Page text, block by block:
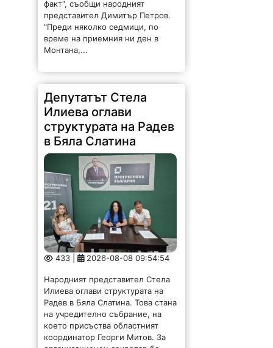
"Преди няколко седмици, по
време на приемния ни ден в
Монтана,...
Депутатът Стела
Илиева оглави
структурата на Радев
в Бяла Слатина
433 | 2026-08-08 09:54:54
Народният представител Стела
Радев в Бяла Слатина. Това стана
на учредително събрание, на
което присъства областният
координатор Георги Митов. За
организационен секретар бе
избран д-р Анатолий...